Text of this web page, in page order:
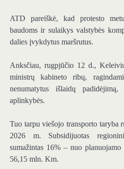
ATD pareiškė, kad protesto
baudoms ir sulaikys valstybės
dalies įvykdytus maršrutus.
Anksčiau, rugpjūčio 12 d.,
ministrų kabineto ribų,
nenumatytus išlaidų
aplinkybės.
Tuo tarpu viešojo transporto taryba
2026 m. Subsidijuotas
sumažintas 16% – nuo
56,15 mln. Km.